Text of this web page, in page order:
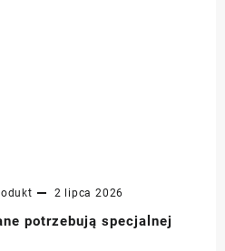
2 lipca 2026
potrzebują specjalnej